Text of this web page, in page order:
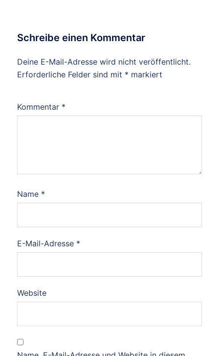
Schreibe einen Kommentar
Deine E-Mail-Adresse wird nicht veröffentlicht.
Erforderliche Felder sind mit * markiert
Kommentar *
Name *
E-Mail-Adresse *
Website
Alternative: